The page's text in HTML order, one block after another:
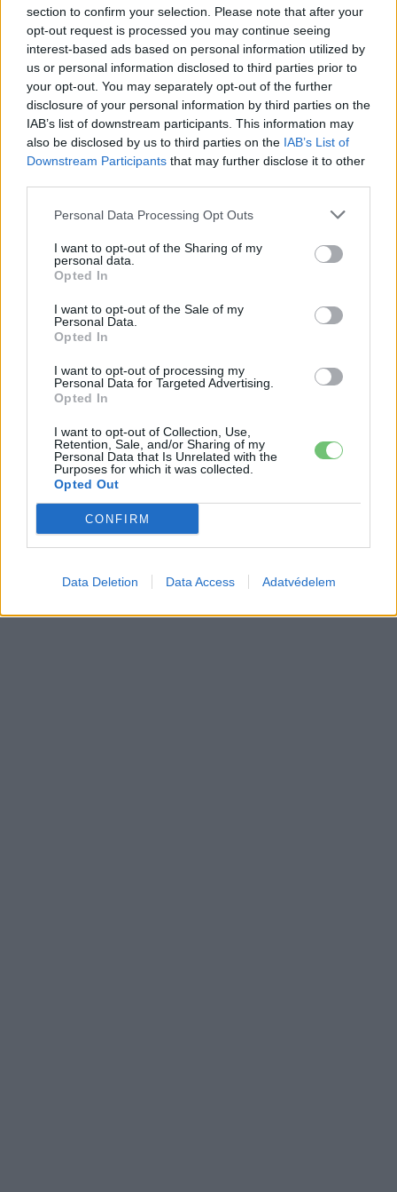
section to confirm your selection. Please note that after your
opt-out request is processed you may continue seeing
interest-based ads based on personal information utilized by
us or personal information disclosed to third parties prior to
your opt-out. You may separately opt-out of the further
disclosure of your personal information by third parties on the
IAB’s list of downstream participants. This information may
also be disclosed by us to third parties on the IAB’s List of
Downstream Participants that may further disclose it to other
Personal Data Processing Opt Outs
I want to opt-out of the Sharing of my
personal data.
Opted In
I want to opt-out of the Sale of my
Personal Data.
Opted In
I want to opt-out of processing my
Personal Data for Targeted Advertising.
Opted In
I want to opt-out of Collection, Use,
Retention, Sale, and/or Sharing of my
Personal Data that Is Unrelated with the
Purposes for which it was collected.
Opted Out
CONFIRM
Data Deletion Data Access Adatvédelem
A BYD hat szabadalommal készül a
2027-es szilárdtest-akkumulátor-
áttörésre
Elektromos
autó
Hivatalos papírokban bukkant fel a
Smart #2 – kiderült az ár és a
végsebesség is
Elektromos
Tesla: visszatért a régi árazás a magyar
Supercharger-hálózaton